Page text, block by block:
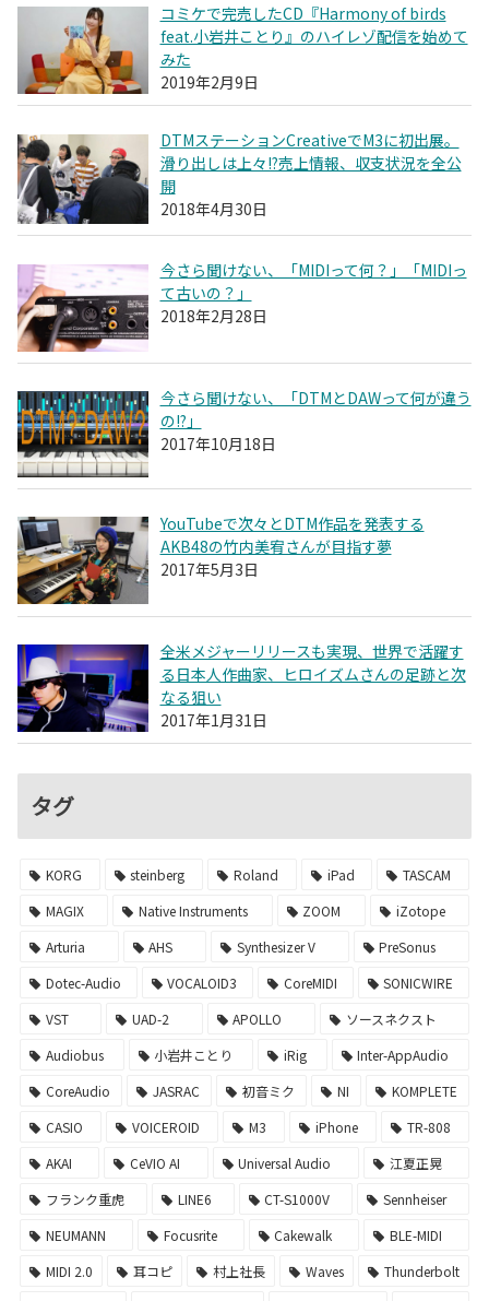
コミケで完売したCD『Harmony of birds
feat.小岩井ことり』のハイレゾ配信を始めて
みた
2019年2月9日
DTMステーションCreativeでM3に初出展。
滑り出しは上々!?売上情報、収支状況を全公
開
2018年4月30日
今さら聞けない、「MIDIって何？」「MIDIっ
て古いの？」
2018年2月28日
今さら聞けない、「DTMとDAWって何が違う
の!?」
2017年10月18日
YouTubeで次々とDTM作品を発表する
AKB48の竹内美宥さんが目指す夢
2017年5月3日
全米メジャーリリースも実現、世界で活躍す
る日本人作曲家、ヒロイズムさんの足跡と次
なる狙い
2017年1月31日
タグ
KORG steinberg Roland iPad
TASCAM
MAGIX
Native Instruments ZOOM
iZotope
Arturia
AHS Synthesizer V
PreSonus
Dotec-Audio
VOCALOID3 CoreMIDI
SONICWIRE
VST
UAD-2 APOLLO
ソースネクスト
Audiobus
小岩井ことり iRig
Inter-AppAudio
CoreAudio
JASRAC 初音ミク NI
KOMPLETE
CASIO
VOICEROID M3 iPhone
TR-808
AKAI
CeVIO AI Universal Audio
江夏正晃
フランク重虎
LINE6 CT-S1000V
Sennheiser
NEUMANN
Focusrite Cakewalk
BLE-MIDI
MIDI 2.0
耳コピ 村上社長 Waves
Thunderbolt